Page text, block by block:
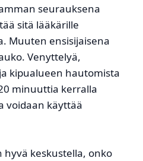
seurauksena
sitä lääkärille
Muuten ensisijaisena
Venyttelyä,
kipualueen hautomista
minuuttia kerralla
voidaan käyttää
hyvä keskustella, onko